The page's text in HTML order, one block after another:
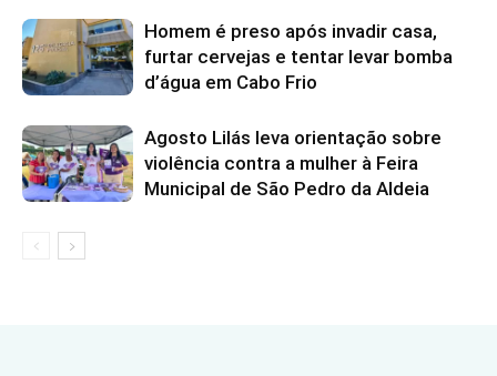
Homem é preso após invadir casa,
furtar cervejas e tentar levar bomba
d’água em Cabo Frio
Agosto Lilás leva orientação sobre
violência contra a mulher à Feira
Municipal de São Pedro da Aldeia